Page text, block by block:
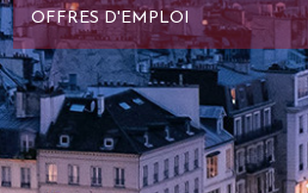
OFFRES D'EMPLOI